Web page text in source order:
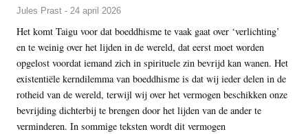
Jules Prast - 24 april 2026
Het komt Taigu voor dat boeddhisme te vaak gaat over ‘verlichting’
en te weinig over het lijden in de wereld, dat eerst moet worden
opgelost voordat iemand zich in spirituele zin bevrijd kan wanen. Het
existentiële kerndilemma van boeddhisme is dat wij ieder delen in de
rotheid van de wereld, terwijl wij over het vermogen beschikken onze
bevrijding dichterbij te brengen door het lijden van de ander te
verminderen. In sommige teksten wordt dit vermogen